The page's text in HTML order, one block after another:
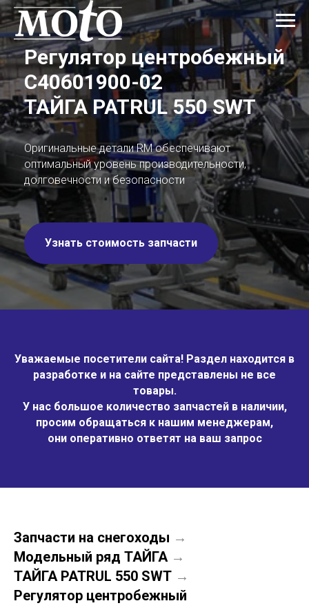
Регулятор центробежный
C40601900-02
ТАЙГА PATRUL 550 SWT
Оригинальные детали RM обеспечивают
оптимальный уровень производительности,
долговечности и безопасности
Узнать стоимость запчасти
Уважаемые посетители сайта! Раздел находится в
разработке и на сайте представлены не все
товары.
У нас большое количество запчастей в наличии,
просим обращаться к нашим менеджерам,
они оперативно ответят на ваш запрос
Запчасти на снегоходы →
Модельный ряд ТАЙГА →
ТАЙГА PATRUL 550 SWT →
Регулятор центробежный